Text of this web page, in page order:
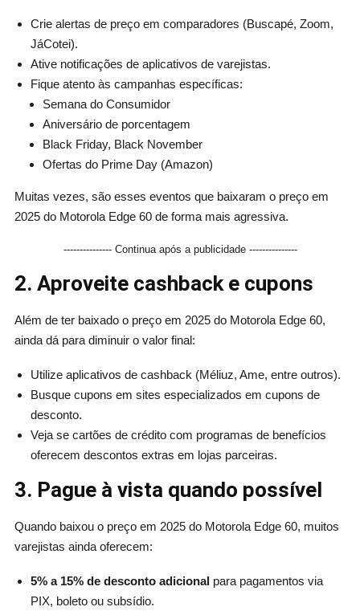
Crie alertas de preço em comparadores (Buscapé, Zoom,
JáCotei).
Ative notificações de aplicativos de varejistas.
Fique atento às campanhas específicas:
Semana do Consumidor
Aniversário de porcentagem
Black Friday, Black November
Ofertas do Prime Day (Amazon)
Muitas vezes, são esses eventos que baixaram o preço em
2025 do Motorola Edge 60 de forma mais agressiva.
--------------- Continua após a publicidade ---------------
2. Aproveite cashback e cupons
Além de ter baixado o preço em 2025 do Motorola Edge 60,
ainda dá para diminuir o valor final:
Utilize aplicativos de cashback (Méliuz, Ame, entre outros).
Busque cupons em sites especializados em cupons de
desconto.
Veja se cartões de crédito com programas de benefícios
oferecem descontos extras em lojas parceiras.
3. Pague à vista quando possível
Quando baixou o preço em 2025 do Motorola Edge 60, muitos
varejistas ainda oferecem:
5% a 15% de desconto adicionalpara pagamentos via
PIX, boleto ou subsídio.